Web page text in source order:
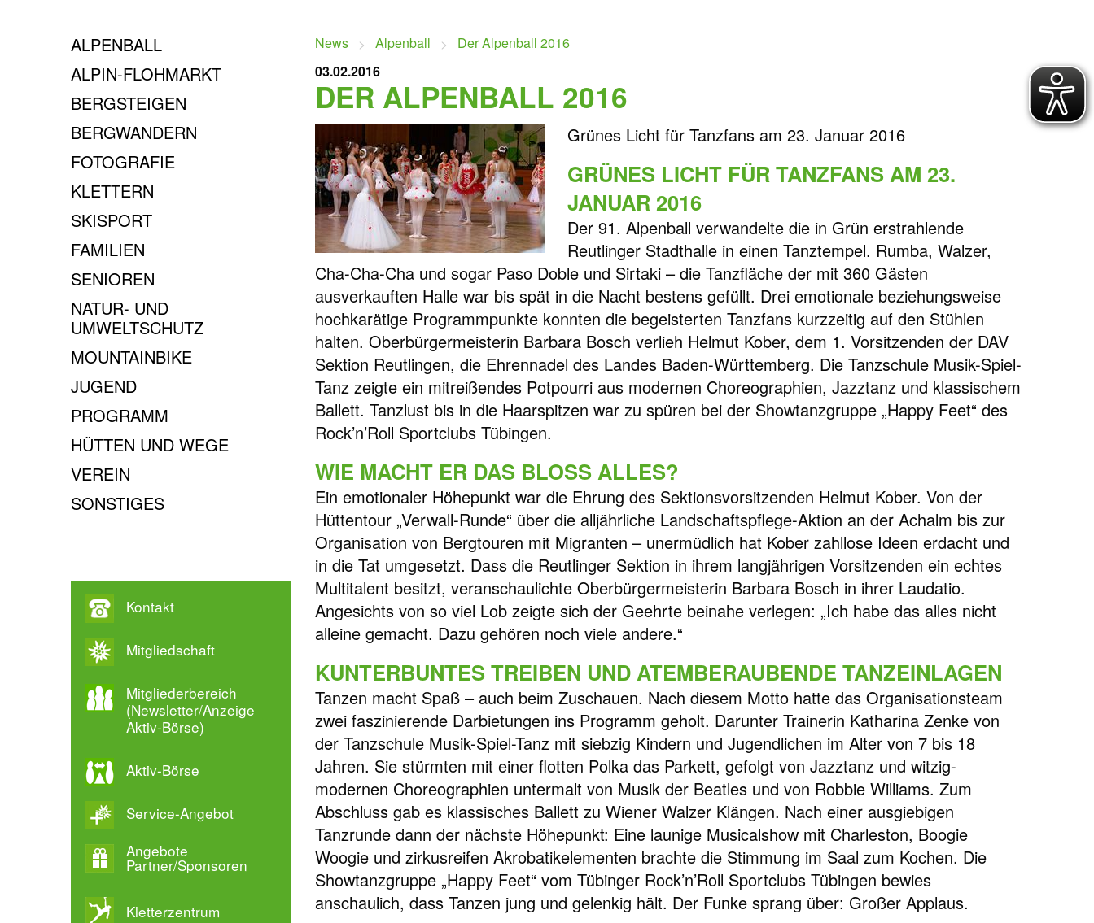
ALPENBALL
ALPIN-FLOHMARKT
BERGSTEIGEN
BERGWANDERN
FOTOGRAFIE
KLETTERN
SKISPORT
FAMILIEN
SENIOREN
NATUR- UND
UMWELTSCHUTZ
MOUNTAINBIKE
JUGEND
PROGRAMM
HÜTTEN UND WEGE
VEREIN
SONSTIGES
Kontakt
Mitgliedschaft
Mitgliederbereich
(Newsletter/Anzeige
Aktiv-Börse)
Aktiv-Börse
Service-Angebot
Angebote
Partner/Sponsoren
Kletterzentrum
News Alpenball
Der Alpenball 2016
03.02.2016
DER ALPENBALL 2016
Grünes Licht für Tanzfans am 23. Januar 2016
GRÜNES LICHT FÜR TANZFANS AM 23.
JANUAR 2016
Der 91. Alpenball verwandelte die in Grün erstrahlende
Reutlinger Stadthalle in einen Tanztempel. Rumba, Walzer,
Cha-Cha-Cha und sogar Paso Doble und Sirtaki – die Tanzfläche der mit 360 Gästen
ausverkauften Halle war bis spät in die Nacht bestens gefüllt. Drei emotionale beziehungsweise
hochkarätige Programmpunkte konnten die begeisterten Tanzfans kurzzeitig auf den Stühlen
halten. Oberbürgermeisterin Barbara Bosch verlieh Helmut Kober, dem 1. Vorsitzenden der DAV
Sektion Reutlingen, die Ehrennadel des Landes Baden-Württemberg. Die Tanzschule Musik-Spiel-
Tanz zeigte ein mitreißendes Potpourri aus modernen Choreographien, Jazztanz und klassischem
Ballett. Tanzlust bis in die Haarspitzen war zu spüren bei der Showtanzgruppe „Happy Feet“ des
Rock’n’Roll Sportclubs Tübingen.
WIE MACHT ER DAS BLOSS ALLES?
Ein emotionaler Höhepunkt war die Ehrung des Sektionsvorsitzenden Helmut Kober. Von der
Hüttentour „Verwall-Runde“ über die alljährliche Landschaftspflege-Aktion an der Achalm bis zur
Organisation von Bergtouren mit Migranten – unermüdlich hat Kober zahllose Ideen erdacht und
in die Tat umgesetzt. Dass die Reutlinger Sektion in ihrem langjährigen Vorsitzenden ein echtes
Multitalent besitzt, veranschaulichte Oberbürgermeisterin Barbara Bosch in ihrer Laudatio.
Angesichts von so viel Lob zeigte sich der Geehrte beinahe verlegen: „Ich habe das alles nicht
alleine gemacht. Dazu gehören noch viele andere.“
KUNTERBUNTES TREIBEN UND ATEMBERAUBENDE TANZEINLAGEN
Tanzen macht Spaß – auch beim Zuschauen. Nach diesem Motto hatte das Organisationsteam
zwei faszinierende Darbietungen ins Programm geholt. Darunter Trainerin Katharina Zenke von
der Tanzschule Musik-Spiel-Tanz mit siebzig Kindern und Jugendlichen im Alter von 7 bis 18
Jahren. Sie stürmten mit einer flotten Polka das Parkett, gefolgt von Jazztanz und witzig-
modernen Choreographien untermalt von Musik der Beatles und von Robbie Williams. Zum
Abschluss gab es klassisches Ballett zu Wiener Walzer Klängen. Nach einer ausgiebigen
Tanzrunde dann der nächste Höhepunkt: Eine launige Musicalshow mit Charleston, Boogie
Woogie und zirkusreifen Akrobatikelementen brachte die Stimmung im Saal zum Kochen. Die
Showtanzgruppe „Happy Feet“ vom Tübinger Rock’n’Roll Sportclubs Tübingen bewies
anschaulich, dass Tanzen jung und gelenkig hält. Der Funke sprang über: Großer Applaus.